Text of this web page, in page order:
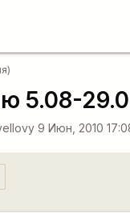
5.08-
9 Июн, 2010